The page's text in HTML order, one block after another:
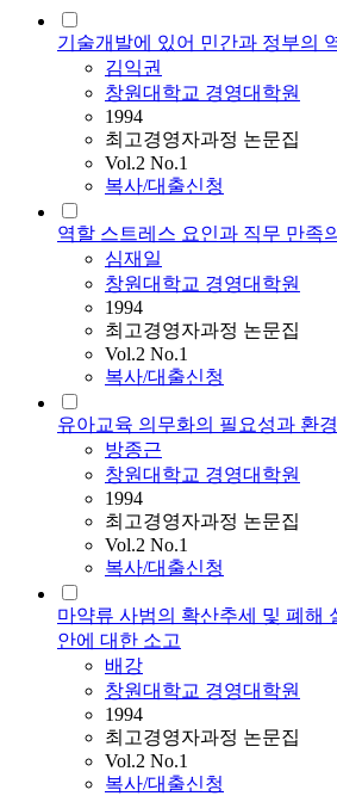
기술개발에 있어 민간과 정부의
김익권
창원대학교 경영대학원
1994
최고경영자과정 논문집
Vol.2 No.1
복사/대출신청
역할 스트레스 요인과 직무 만족
심재일
창원대학교 경영대학원
1994
최고경영자과정 논문집
Vol.2 No.1
복사/대출신청
유아교육 의무화의 필요성과 환
방종근
창원대학교 경영대학원
1994
최고경영자과정 논문집
Vol.2 No.1
복사/대출신청
마약류 사범의 확산추세 및 폐해
안에 대한 소고
배강
창원대학교 경영대학원
1994
최고경영자과정 논문집
Vol.2 No.1
복사/대출신청